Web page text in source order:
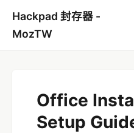
Hackpad 封存器 -
MozTW
Office
Setup